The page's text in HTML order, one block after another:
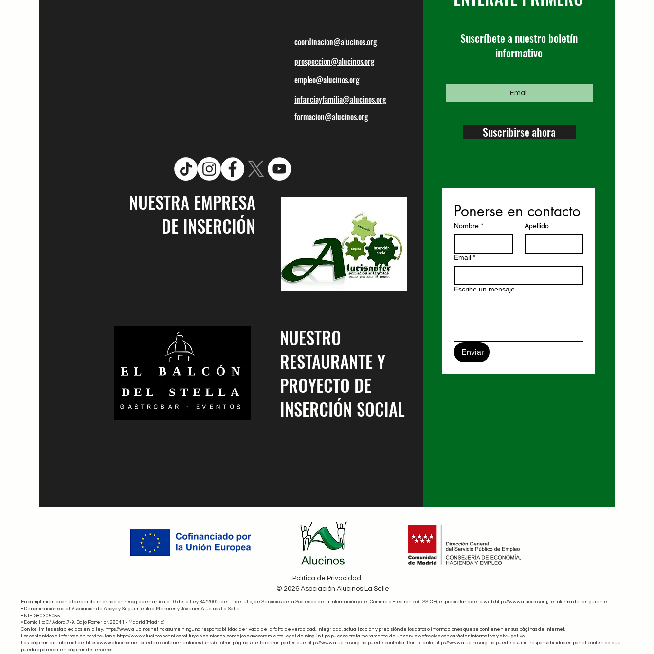
coordinacion@alucinos.org
prospeccion@alucinos.org
empleo@alucinos.org
infanciayfamilia@alucinos.org
formacion@alucinos.org
NUESTRA EMPRESA
DE INSERCIÓN
NUESTRO
RESTAURANTE Y
PROYECTO DE
INSERCIÓN SOCIAL
Suscríbete a nuestro boletín
informativo
Suscribirse ahora
Ponerse en contacto
Nombre * Apellido
Email *
Escribe un mensaje
Enviar
Política de Privacidad
© 2026 Asociación Alucinos La Salle
En cumplimiento con el deber de información recogido en artículo 10 de la Ley 34/2002, de 11 de julio, de Servicios de la Sociedad de la Información y del Comercio Electrónico (LSSICE), el propietario de la web https://www.alucinos.org, le informa de lo siguiente:
• Denominación social: Asociación de Apoyo y Seguimiento a Menores y Jóvenes Alucinos La Salle
• NIF: G80305055
• Domicilio: C/ Adora,7-9, Bajo Posterior, 28041 - Madrid (Madrid)
Con los límites establecidos en la ley, https://www.alucinos.net no asume ninguna responsabilidad derivada de la falta de veracidad, integridad, actualización y precisión de los datos o informaciones que se contienen en sus páginas de Internet.
Los contenidos e información no vinculan a https://www.alucinos.net ni constituyen opiniones, consejos o asesoramiento legal de ningún tipo pues se trata meramente de un servicio ofrecido con carácter informativo y divulgativo.
Las páginas de Internet de https://www.alucinos.net pueden contener enlaces (links) a otras páginas de terceras partes que https://www.alucinos.org no puede controlar. Por lo tanto, https://www.alucinos.org no puede asumir responsabilidades por el contenido que
pueda aparecer en páginas de terceros.